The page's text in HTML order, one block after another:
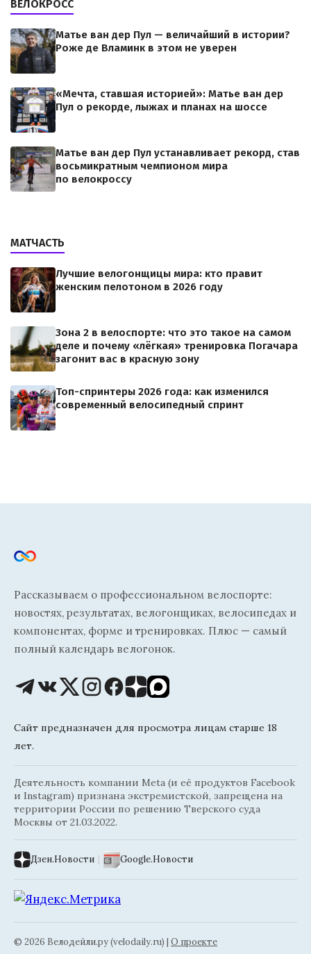
ВЕЛОКРОСС
Матье ван дер Пул — величайший в истории?
Роже де Вламинк в этом не уверен
«Мечта, ставшая историей»: Матье ван дер
Пул о рекорде, лыжах и планах на шоссе
Матье ван дер Пул устанавливает рекорд, став
восьмикратным чемпионом мира
по велокроссу
МАТЧАСТЬ
Лучшие велогонщицы мира: кто правит
женским пелотоном в 2026 году
Зона 2 в велоспорте: что это такое на самом
деле и почему «лёгкая» тренировка Погачара
загонит вас в красную зону
Топ-спринтеры 2026 года: как изменился
современный велосипедный спринт
Рассказываем о профессиональном велоспорте:
новостях, результатах, велогонщиках, велосипедах и
компонентах, форме и тренировках. Плюс — самый
полный календарь велогонок.
Сайт предназначен для просмотра лицам старше 18
лет.
Деятельность компании Meta (и её продуктов Facebook
и Instagram) признана экстремистской, запрещена на
территории России по решению Тверского суда
Москвы от 21.03.2022.
Дзен.Новости | Google.Новости
© 2026 Велодейли.ру (velodaily.ru) | О проекте